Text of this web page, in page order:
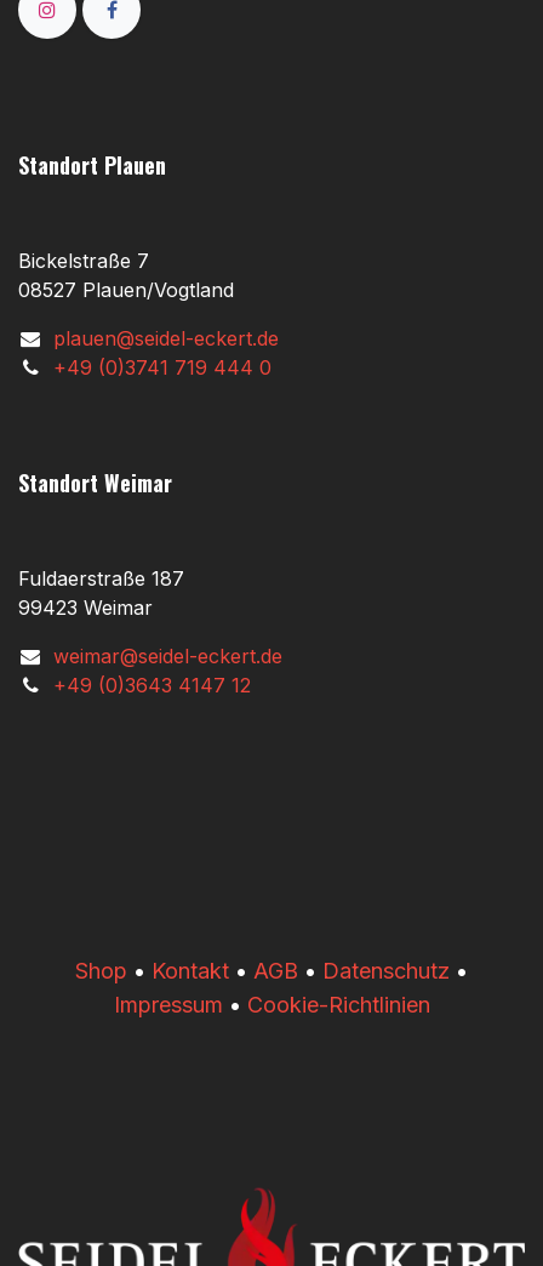
Standort Plauen
Bickelstraße 7
08527 Plauen/Vogtland
plauen@seidel-eckert.de
+49 (0)3741 719 444 0
Standort Weimar
Fuldaerstraße 187
99423 Weimar
weimar@seidel-eckert.de
+49 (0)3643 4147 12
​​Shop • Kontakt • AGB • Datenschutz •
Impressum • Cookie-Richtlinien